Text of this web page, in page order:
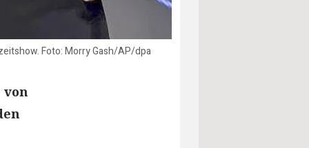
Foto: Morry Gash/AP/dpa
von